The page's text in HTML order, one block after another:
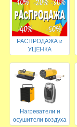
РАСПРОДАЖА и
УЦЕНКА
Нагреватели и
осушители воздуха